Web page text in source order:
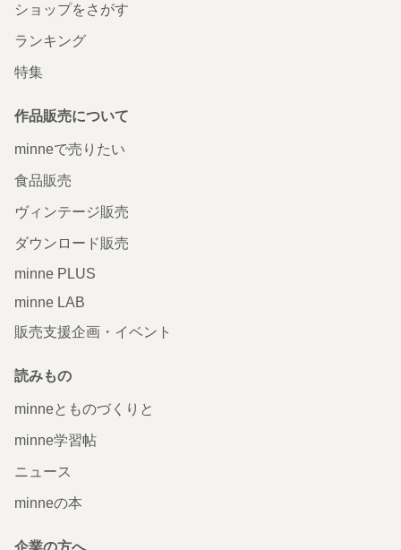
ショップをさがす
ランキング
特集
作品販売について
minneで売りたい
食品販売
ヴィンテージ販売
ダウンロード販売
minne PLUS
minne LAB
販売支援企画・イベント
読みもの
minneとものづくりと
minne学習帖
ニュース
minneの本
企業の方へ